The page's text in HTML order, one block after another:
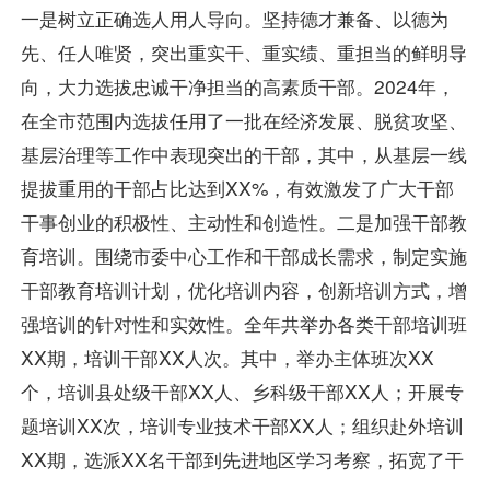
一是树立正确选人用人导向。坚持德才兼备、以德为
先、任人唯贤，突出重实干、重实绩、重担当的鲜明导
向，大力选拔忠诚干净担当的高素质干部。2024年，
在全市范围内选拔任用了一批在经济发展、脱贫攻坚、
基层治理等工作中表现突出的干部，其中，从基层一线
提拔重用的干部占比达到XX%，有效激发了广大干部
干事创业的积极性、主动性和创造性。二是加强干部教
育培训。围绕市委中心工作和干部成长需求，制定实施
干部教育培训计划，优化培训内容，创新培训方式，增
强培训的针对性和实效性。全年共举办各类干部培训班
XX期，培训干部XX人次。其中，举办主体班次XX
个，培训县处级干部XX人、乡科级干部XX人；开展专
题培训XX次，培训专业技术干部XX人；组织赴外培训
XX期，选派XX名干部到先进地区学习考察，拓宽了干